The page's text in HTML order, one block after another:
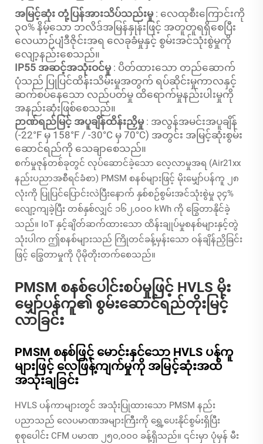
အမြင့်ဆုံး တုံ့ပြန်အားသိပ်သည်းမှု : လေထုစီးကြောင်းကို
၃၀% နိမ့်သော ဘလိဒ်အမြန်နှုန်းဖြင့် အတူတူရရှိစေပြီး
လေယာဉ်ပျံဒီဇိုင်းအရ လေခုခံမှုနှင့် စွမ်းအင်သုံးစွဲမှုကို
လျော့နည်းစေသည်။
IP55 အဆင့်အသုံးဝင်မှု : ပိတ်ထားသော တည်ဆောက်
ပုံသည် ပြုပြင်ထိန်းသိမ်းမှုအတွက် ရပ်ဆိုင်းမှုကာလနှင့်
ဆက်စပ်နေသော လည်ပတ်မှု ထိရောက်မှုနည်းပါးမှုကို
အနည်းဆုံးဖြစ်စေသည်။
ဉာဏ်ရည်မြင့် အပူချိန်ထိန်းညှိမှု : အလွန်အမင်းအပူချိန်
(-22°F မှ 158°F / -30°C မှ 70°C) အတွင်း အမြင့်ဆုံးစွမ်း
ဆောင်ရည်ကို သေချာစေသည်။
စက်မှုဇုန်တစ်ခုတွင် လုပ်ဆောင်ခဲ့သော လေ့လာမှုအရ (Air21xx
နည်းပညာအစီရင်ခံစာ) PMSM စနစ်များဖြင့် မိုးမျှော်ပန်ကူ ၂၈
လုံးကို ပြုပြင်ပြောင်းလဲပြီးနောက် နှစ်စဉ်စွမ်းအင်သုံးစွဲမှု ၃၄%
လျော့ကျခဲ့ပြီး တစ်နှစ်လျှင် ၁၆၂,၀၀၀ kWh ကို ခြွေတာနိုင်ခဲ့
သည်။ IoT နှင့်ချိတ်ဆက်ထားသော ထိန်းချုပ်မှုစနစ်များနှင့်တွဲ
သုံးပါက ဤစနစ်များသည် ကြိုတင်ခန့်မှန်းသော ဝန်ချိန်ညှိခြင်း
ဖြင့် ခြွေတာမှုကို ပိုမိုတိုးတက်စေသည်။
PMSM စနစ်ပေါင်းစပ်မှုဖြင့် HVLS မိုး
မျှော်ပန်ကူ၏ စွမ်းဆောင်ရည်တိုးမြင့်
လာခြင်း
PMSM စနစ်ဖြင့် မောင်းနှင်သော HVLS ပန်ကူ
များဖြင့် လေဖြန့်ကျက်မှုကို အမြင့်ဆုံးအထိ
အသုံးချခြင်း
HVLS ပန်ကာများတွင် အသုံးပြုထားသော PMSM နည်း
ပညာသည် လေပမာဏအများကြီးကို ရွှေ့ပေးနိုင်စွမ်းရှိပြီး
စုစုပေါင်း CFM ပမာဏ ၂၅၀,၀၀၀ ခန့်ရှိသည်။ ၎င်းမှာ ပုံမှန် မီး